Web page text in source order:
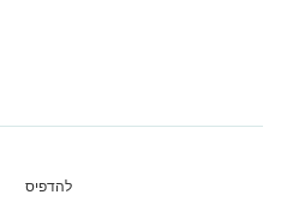
להדפיס